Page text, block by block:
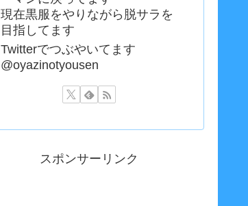
現在黒服をやりながら脱サラを
目指してます
Twitterでつぶやいてます
@oyazinotyousen
スポンサーリンク